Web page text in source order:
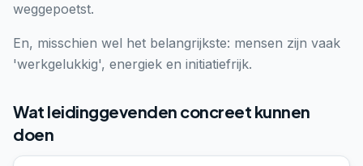
weggepoetst.
En, misschien wel het belangrijkste: mensen zijn vaak
'werkgelukkig', energiek en initiatiefrijk.
Wat leidinggevenden concreet kunnen
doen